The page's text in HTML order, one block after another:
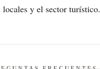
locales y el sector turístico.